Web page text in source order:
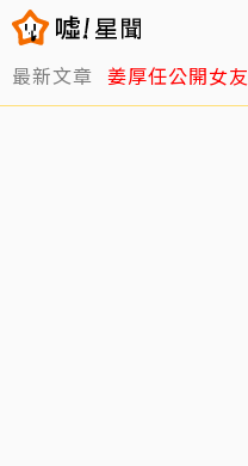
最新文章 姜厚任公開女友